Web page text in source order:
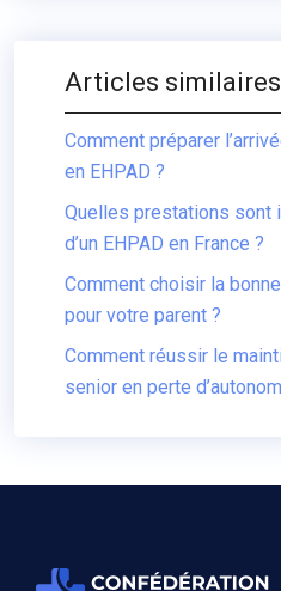
Articles similaires
Comment préparer
en EHPAD ?
Quelles prestations sont
d’un EHPAD en France ?
Comment choisir la
pour votre parent ?
Comment réussir le
senior en perte